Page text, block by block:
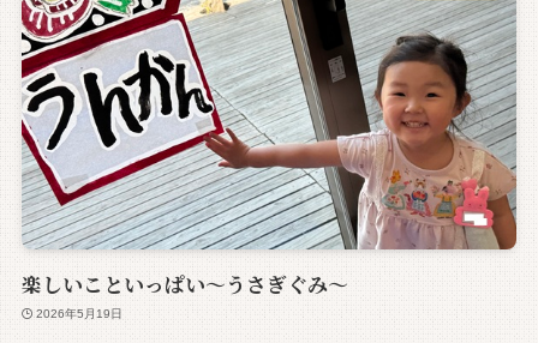
楽しいこといっぱい～うさぎぐみ～
2026年5月19日